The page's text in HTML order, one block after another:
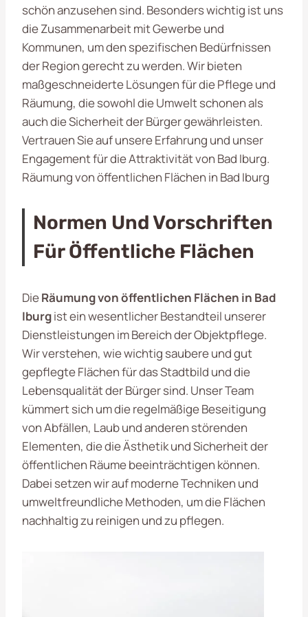
schön anzusehen sind. Besonders wichtig ist uns
die Zusammenarbeit mit Gewerbe und
Kommunen, um den spezifischen Bedürfnissen
der Region gerecht zu werden. Wir bieten
maßgeschneiderte Lösungen für die Pflege und
Räumung, die sowohl die Umwelt schonen als
auch die Sicherheit der Bürger gewährleisten.
Vertrauen Sie auf unsere Erfahrung und unser
Engagement für die Attraktivität von Bad Iburg.
Räumung von öffentlichen Flächen in Bad Iburg
Normen Und Vorschriften
Für Öffentliche Flächen
DieRäumung von öffentlichen Flächen in Bad
Iburgist ein wesentlicher Bestandteil unserer
Dienstleistungen im Bereich der Objektpflege.
Wir verstehen, wie wichtig saubere und gut
gepflegte Flächen für das Stadtbild und die
Lebensqualität der Bürger sind. Unser Team
kümmert sich um die regelmäßige Beseitigung
von Abfällen, Laub und anderen störenden
Elementen, die die Ästhetik und Sicherheit der
öffentlichen Räume beeinträchtigen können.
Dabei setzen wir auf moderne Techniken und
umweltfreundliche Methoden, um die Flächen
nachhaltig zu reinigen und zu pflegen.